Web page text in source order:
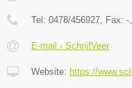
Tel: 0478/456927 , Fax: -
E-mail › SchrijfVeer
Website: https://